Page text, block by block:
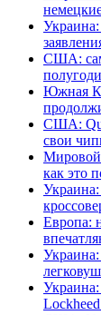
Украина:
США:
Южная
США:
свои
Мировой
как это
Европа:
Украина: